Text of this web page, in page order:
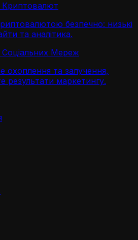
Криптовалют
безпечно: низькі
та аналітика.
Соціальних Мереж
охоплення та залучення,
результати маркетингу.